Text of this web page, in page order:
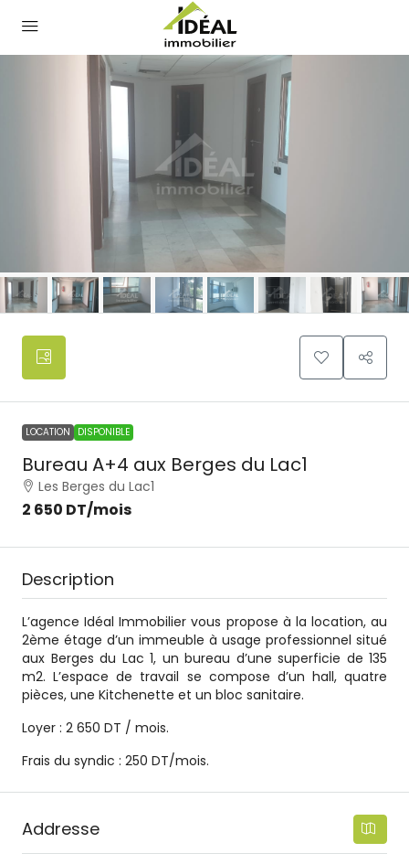
LOCATION DISPONIBLE
Bureau A+4 aux Berges du Lac1
Les Berges du Lac1
2 650 DT/mois
Description
L’agence Idéal Immobilier vous propose à la location, au
2ème étage d’un immeuble à usage professionnel situé
aux Berges du Lac 1, un bureau d’une superficie de 135
m2. L’espace de travail se compose d’un hall, quatre
pièces, une Kitchenette et un bloc sanitaire.
Loyer : 2 650 DT / mois.
Frais du syndic : 250 DT/mois.
Addresse